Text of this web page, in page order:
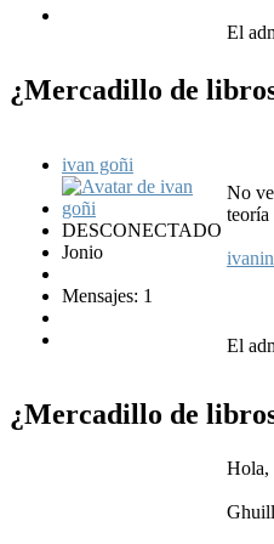
El
¿Mercadillo de
ivan goñi
DESCONECTADO
Jonio
Mensajes: 1
No
teoría
El
¿Mercadillo de
Hola,